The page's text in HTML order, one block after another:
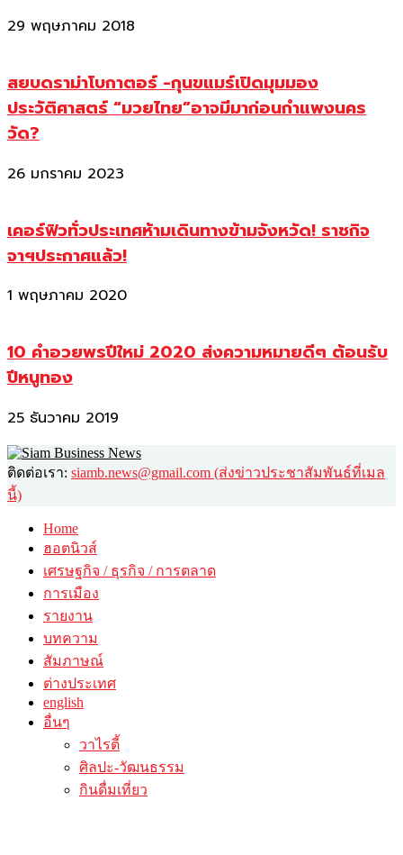
29 พฤษภาคม 2018
สยบดราม่าโบกาตอร์ -กุนขแมร์เปิดมุมมอง
ประวัติศาสตร์ “มวยไทย”อาจมีมาก่อนกำแพงนคร
วัด?
26 มกราคม 2023
เคอร์ฟิวทั่วประเทศห้ามเดินทางข้ามจังหวัด! ราชกิจ
จาฯประกาศแล้ว!
1 พฤษภาคม 2020
10 คำอวยพรปีใหม่ 2020 ส่งความหมายดีๆ ต้อนรับ
ปีหนูทอง
25 ธันวาคม 2019
ติดต่อเรา: siamb.news@gmail.com (ส่งข่าวประชาสัมพันธ์ที่เมล
นี้)
Home
ฮอตนิวส์
เศรษฐกิจ / ธุรกิจ / การตลาด
การเมือง
รายงาน
บทความ
สัมภาษณ์
ต่างประเทศ
english
อื่นๆ
วาไรตี้
ศิลปะ-วัฒนธรรม
กินดื่มเที่ยว